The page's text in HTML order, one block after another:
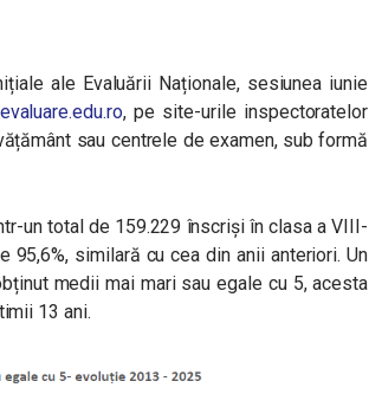
ale Evaluării Naționale, sesiunea iunie
evaluare.edu.ro, pe site-urile inspectoratelor
sau centrele de examen, sub formă
un total de 159.229 înscriși în clasa a VIII-
similară cu cea din anii anteriori. Un
medii mai mari sau egale cu 5, acesta
13 ani.